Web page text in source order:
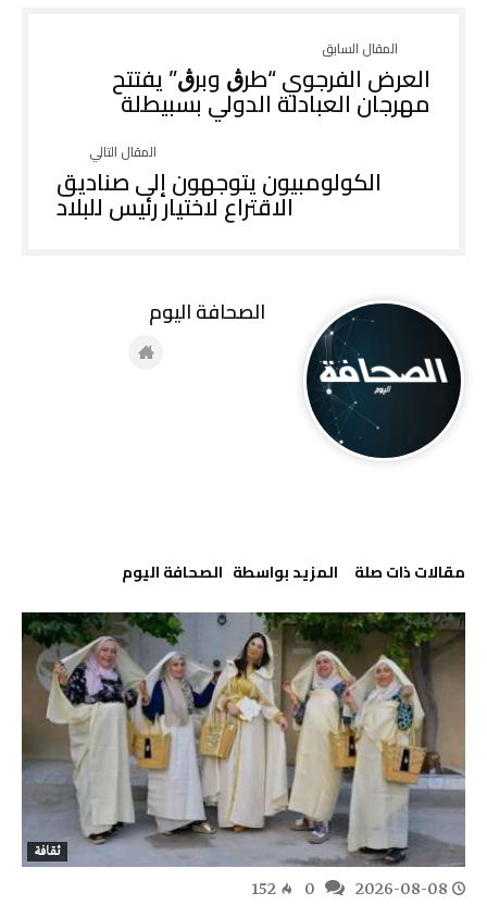
العرض الفرجوي “طرڨ وبرڨ” يفتتح
مهرجان العبادلة الدولي بسبيطلة
الكولومبيون يتوجهون إلى صناديق
الاقتراع لاختيار رئيس للبلاد
‫مقالات ذات صلة‬ ‫‫المزيد بواسطة‬ ‬ ‭ ‬الصحافة‭ ‬اليوم
ثقافة
2026-08-08
152